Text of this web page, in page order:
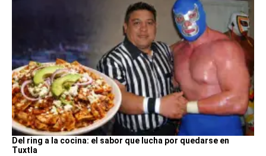
Del ring a la cocina: el sabor que lucha por quedarse en
Tuxtla